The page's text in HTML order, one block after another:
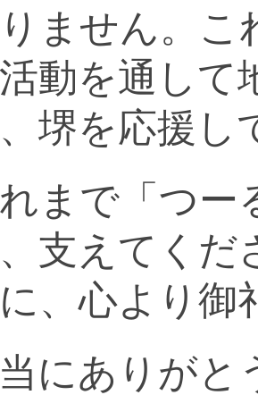
ません。こ
動を通して
堺を応援し
まで「つー
支えてく
、心より御
にありがと